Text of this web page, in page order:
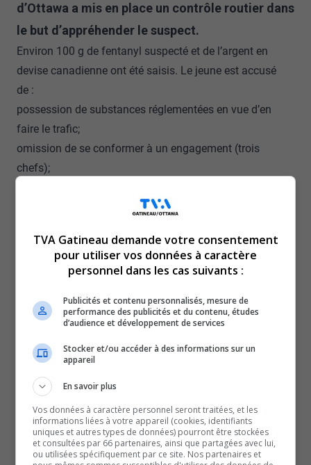
d’Ottawa a mis en place un contrôle routier dans
le but d’appréhender le suspect.
Environ 100 g de fentanyl suspecté et de l’argent en
devise canadienne ont été saisis. Le jeune est accusé
de :
possession de substances réglementées en vue d’en
faire le trafic;
omission de se conformer à un engagement (trois
chefs);
municipaux, l’Équipe de ressources de quartier (ERQ) du
marché By-Centre a ouvert une enquête portant sur des
du marché By.
Dans le cadre de l’enquête, des agents ont identifié l’un
des suspects comme étant un individu recherché à
Gatineau relativement à des infractions de possession
de drogue.
les adolescents, aucun autre détail ne sera rendu
public, puisque l’accusé est un mineur.
L’enquête se poursuit.
TVA Gatineau demande votre consentement
pour utiliser vos données à caractère
personnel dans les cas suivants :
Publicités et contenu personnalisés, mesure de
performance des publicités et du contenu, études
d’audience et développement de services
Stocker et/ou accéder à des informations sur un
appareil
En savoir plus
Vos données à caractère personnel seront traitées, et les
informations liées à votre appareil (cookies, identifiants
uniques et autres types de données) pourront être stockées
et consultées par 66 partenaires, ainsi que partagées avec lui,
ou utilisées spécifiquement par ce site. Nos partenaires et